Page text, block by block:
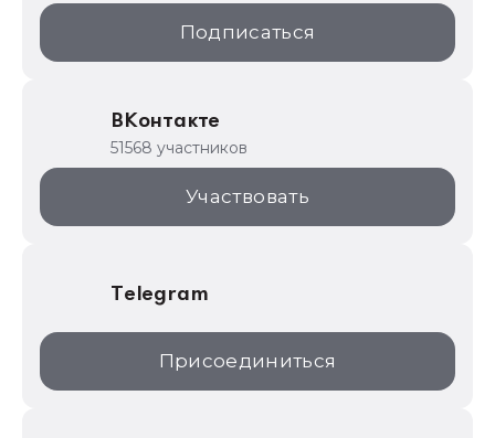
1С:Образование
ИТС.1C.ru
1С:Торговая площадка
Подписаться
ВКонтакте
51568 участников
Участвовать
Telegram
Присоединиться